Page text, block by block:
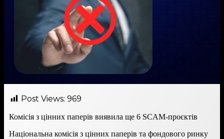
Post Views: 969
Комісія з цінних паперів виявила ще 6 SCAM-проєктів
Національна комісія з цінних паперів та фондового ринку